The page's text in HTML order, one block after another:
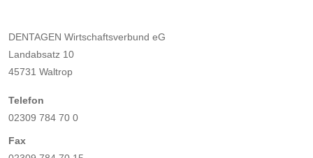
DENTAGEN Wirtschaftsverbund eG
Landabsatz 10
45731 Waltrop
Telefon
02309 784 70 0
Fax